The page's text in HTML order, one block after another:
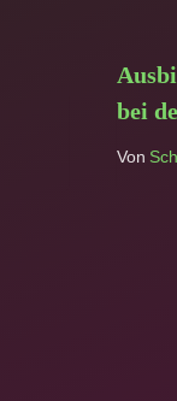
bei
Von